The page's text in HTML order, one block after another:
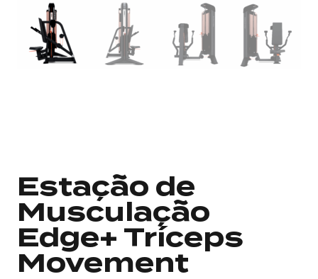
Estação de
Musculação
Edge+ Tríceps
Movement